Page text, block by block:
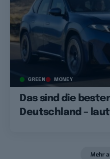
GREEN MONEY
Das sind die
Deutschland – laut
Mehr